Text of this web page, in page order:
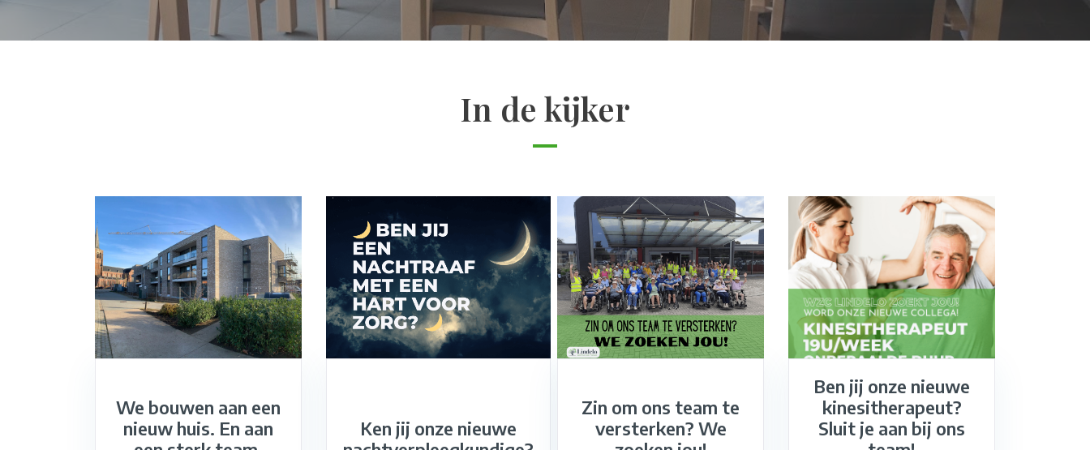
In de kijker
We bouwen aan een
nieuw huis. En aan
Ken jij onze nieuwe
Zin om ons team te
versterken? We
Ben jij onze nieuwe
kinesitherapeut?
Sluit je aan bij ons